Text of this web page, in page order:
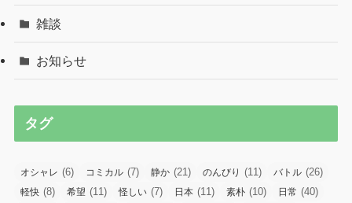
雑談
お知らせ
タグ
オシャレ (6) コミカル (7) 静か (21) のんびり (11) バトル (26)
軽快 (8) 希望 (11) 怪しい (7) 日本 (11) 素朴 (10) 日常 (40)